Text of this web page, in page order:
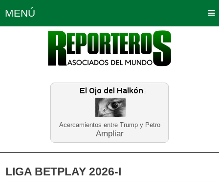
Acercamientos entre Trump y Petro
Ampliar
MENÚ
Política Opinión Bogotá
Planeta Tierra Deportes
Educación Neira
LIGA BETPLAY 2026-I